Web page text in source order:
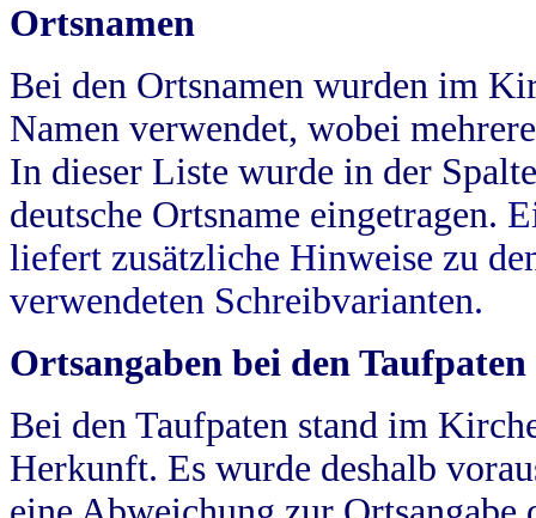
Ortsnamen
Bei den Ortsnamen wurden im
Namen verwendet, wobei
In dieser Liste wurde in der
deutsche Ortsname eingetragen.
liefert zusätzliche Hinweise zu
verwendeten Schreibvarianten.
Ortsangaben bei den Taufpaten
Bei den Taufpaten stand im
Herkunft. Es wurde deshalb